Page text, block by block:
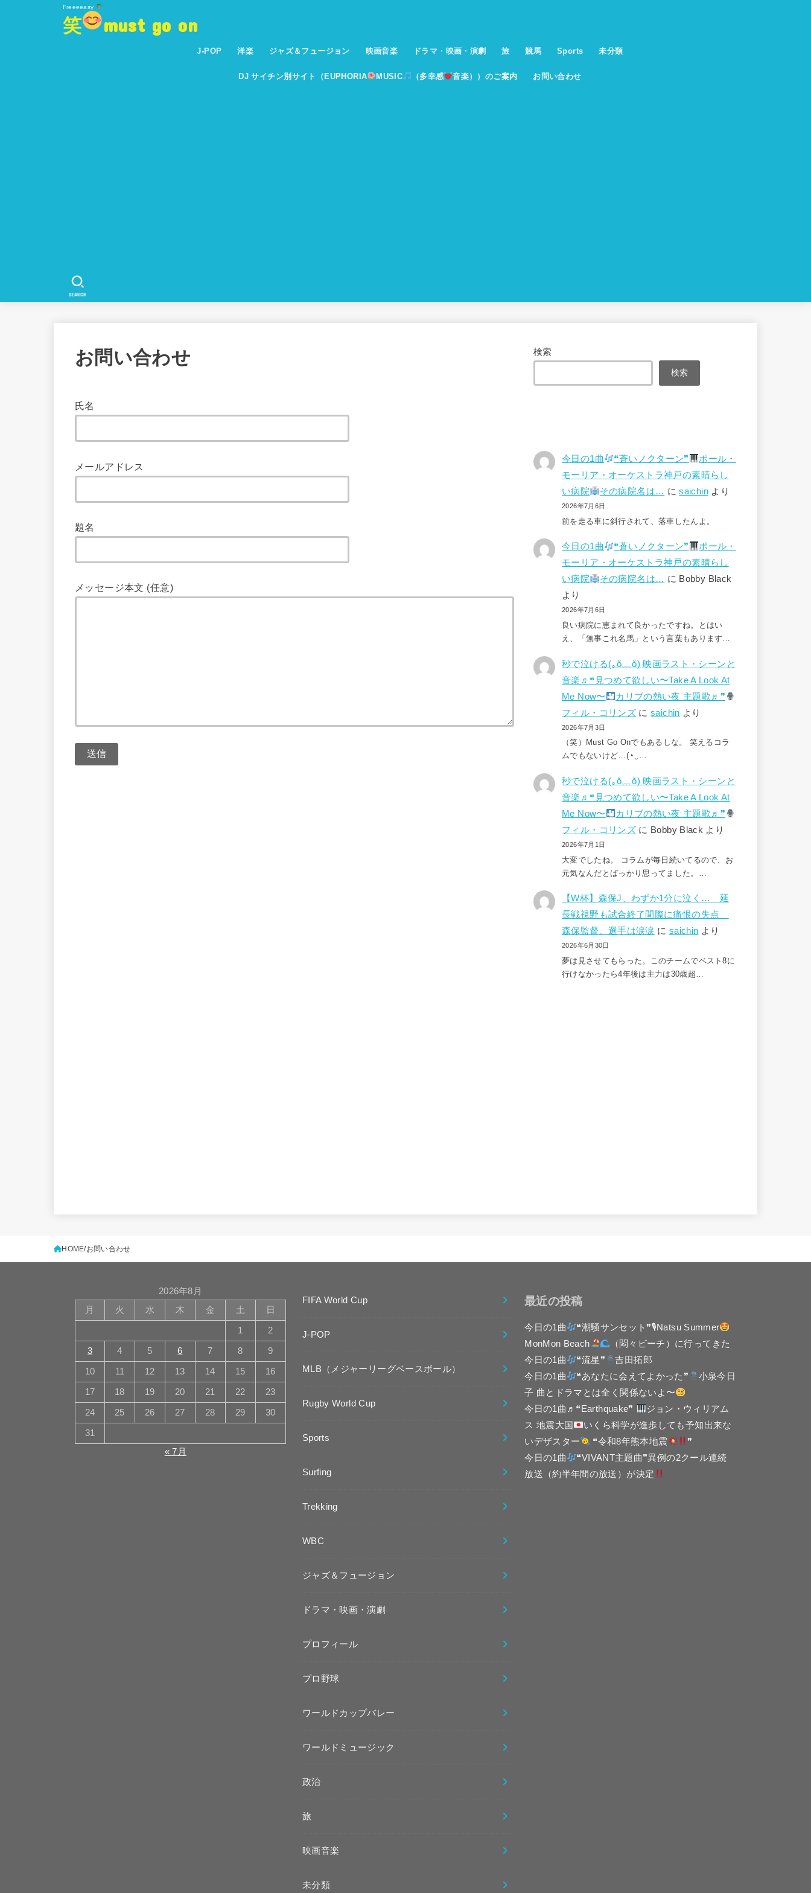
Freeeeasy
笑 must go on
J-POP 洋楽 ジャズ＆フュージョン 映画音楽 ドラマ・映画・演劇 旅 競馬 Sports 未分類
DJ サイチン別サイト（EUPHORIA MUSIC （多幸感 音楽））のご案内 お問い合わせ
SEARCH
お問い合わせ
氏名
メールアドレス
題名
メッセージ本文 (任意)
検索
検索
今日の1曲 ❝蒼いノクターン❞
ポール・
モーリア・オーケストラ神戸の素晴らし
い病院
その病院名は… にsaichinより
2026年7月6日
前を走る車に斜行されて、落車したんよ。
今日の1曲 ❝蒼いノクターン❞
ポール・
モーリア・オーケストラ神戸の素晴らし
い病院
その病院名は… に Bobby Black
より
2026年7月6日
良い病院に恵まれて良かったですね。とはい
え、「無事これ名馬」という言葉もあります…
秒で泣ける(⁠｡⁠ŏ⁠﹏⁠ŏ⁠) 映画ラスト・シーンと
音楽♬❝見つめて欲しい〜Take A Look At
Me Now〜
カリブの熱い夜 主題歌♬❞
フィル・コリンズ にsaichin より
2026年7月3日
（笑）Must Go Onでもあるしな。 笑えるコラ
ムでもないけど…(⁠◔⁠‿⁠…
秒で泣ける(⁠｡⁠ŏ⁠﹏⁠ŏ⁠) 映画ラスト・シーンと
音楽♬❝見つめて欲しい〜Take A Look At
Me Now〜
カリブの熱い夜 主題歌♬❞
フィル・コリンズ に Bobby Black より
2026年7月1日
大変でしたね。 コラムが毎日続いてるので、お
元気なんだとばっかり思ってました。…
【W杯】森保J、わずか1分に泣く… 延
長戦視野も試合終了間際に痛恨の失点
森保監督、選手は涙涙 に saichin より
2026年6月30日
夢は見させてもらった。このチームでベスト8に
行けなかったら4年後は主力は30歳超…
HOME お問い合わせ
2026年8月
月
火 水 木 金 土 日
1 2
3 4 5 6 7 8 9
10 11 12 13 14 15 16
17 18 19 20 21 22 23
24 25 26 27 28 29 30
31
« 7月
FIFA World Cup
J-POP
MLB（メジャーリーグベースボール）
Rugby World Cup
Sports
Surfing
Trekking
WBC
ジャズ＆フュージョン
ドラマ・映画・演劇
プロフィール
プロ野球
ワールドカップバレー
ワールドミュージック
政治
旅
映画音楽
未分類
最近の投稿
今日の1曲
❝潮騒サンセット❞🎙Natsu Summer
MonMon Beach
（悶々ビーチ）に行ってきた
今日の1曲
❝流星❞
吉田拓郎
今日の1曲
❝あなたに会えてよかった❞
小泉今日
子 曲とドラマとは全く関係ないよ〜
今日の1曲♬❝Earthquake❞
ジョン・ウィリアム
ス 地震大国
いくら科学が進歩しても予知出来な
いデザスター
❝令和8年熊本地震
❞
今日の1曲
❝VIVANT主題曲❞異例の2クール連続
放送（約半年間の放送）が決定